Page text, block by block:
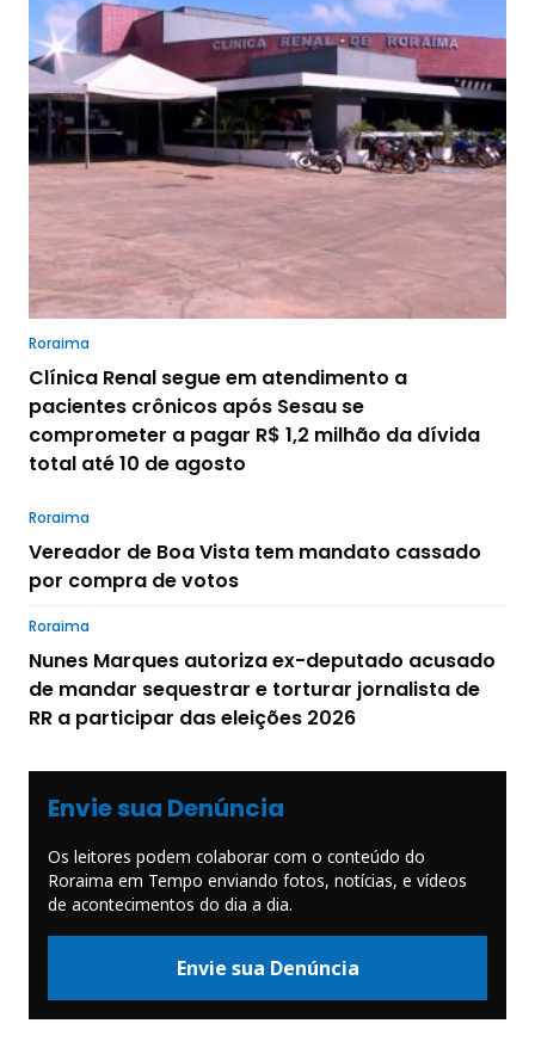
Roraima
Clínica Renal segue em atendimento a
pacientes crônicos após Sesau se
comprometer a pagar R$ 1,2 milhão da dívida
total até 10 de agosto
Roraima
Vereador de Boa Vista tem mandato cassado
por compra de votos
Roraima
Nunes Marques autoriza ex-deputado acusado
de mandar sequestrar e torturar jornalista de
RR a participar das eleições 2026
Envie sua Denúncia
Os leitores podem colaborar com o conteúdo do
Roraima em Tempo enviando fotos, notícias, e vídeos
de acontecimentos do dia a dia.
Envie sua Denúncia